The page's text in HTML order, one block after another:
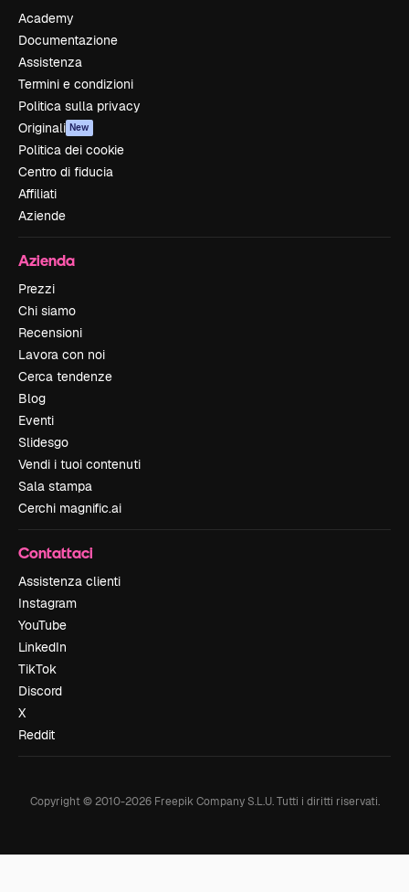
Academy
Documentazione
Assistenza
Termini e condizioni
Politica sulla privacy
Originali New
Politica dei cookie
Centro di fiducia
Affiliati
Aziende
Azienda
Prezzi
Chi siamo
Recensioni
Lavora con noi
Cerca tendenze
Blog
Eventi
Slidesgo
Vendi i tuoi contenuti
Sala stampa
Cerchi magnific.ai
Contattaci
Assistenza clienti
Instagram
YouTube
LinkedIn
TikTok
Discord
X
Reddit
Copyright © 2010-2026Freepik Company S.L.U. Tutti i diritti riservati.